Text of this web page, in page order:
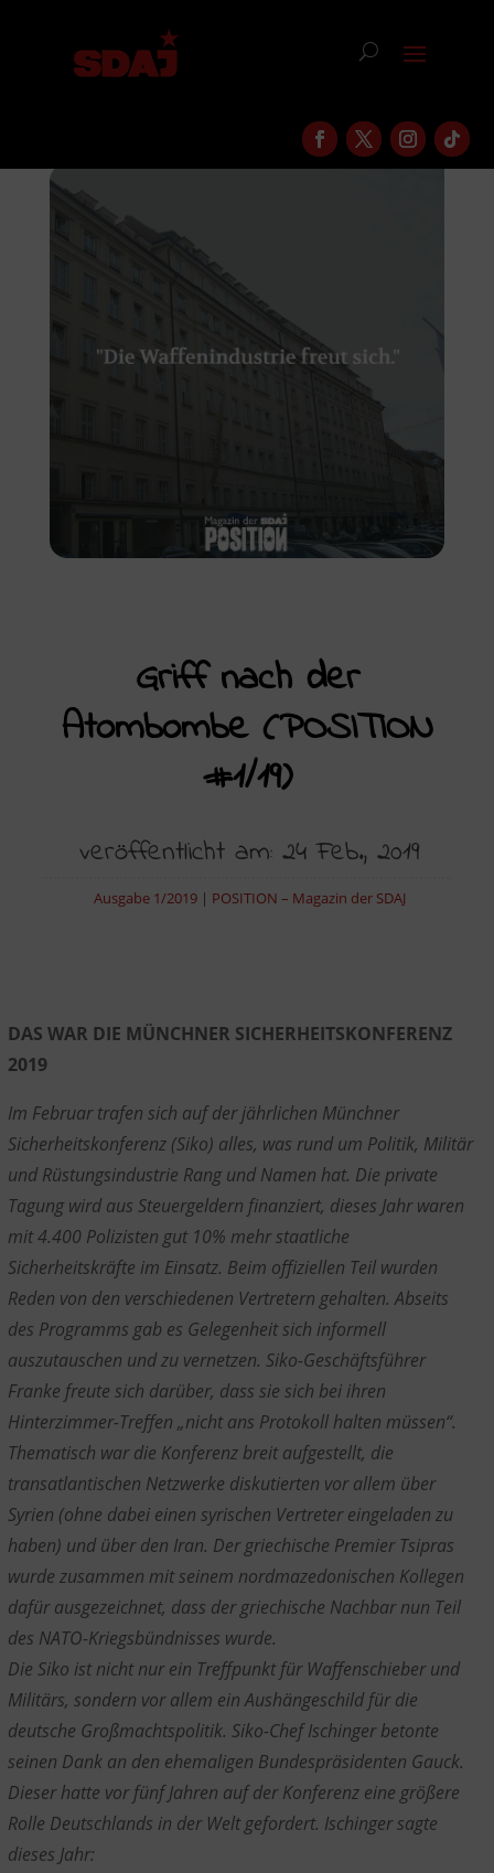
Griff nach der
Atombombe (POSITION
#1/19)
veröffentlicht am: 24 Feb., 2019
Ausgabe 1/2019 | POSITION – Magazin der SDAJ
DAS WAR DIE MÜNCHNER SICHERHEITSKONFERENZ
2019
Im Februar trafen sich auf der jährlichen Münchner
Sicherheitskonferenz (Siko) alles, was rund um Politik, Militär
und Rüstungsindustrie Rang und Namen hat. Die private
Tagung wird aus Steuergeldern finanziert, dieses Jahr waren
mit 4.400 Polizisten gut 10% mehr staatliche
Sicherheitskräfte im Einsatz. Beim offiziellen Teil wurden
Reden von den verschiedenen Vertretern gehalten. Abseits
des Programms gab es Gelegenheit sich informell
auszutauschen und zu vernetzen. Siko-Geschäftsführer
Franke freute sich darüber, dass sie sich bei ihren
Hinterzimmer-Treffen „nicht ans Protokoll halten müssen“.
Thematisch war die Konferenz breit aufgestellt, die
transatlantischen Netzwerke diskutierten vor allem über
Syrien (ohne dabei einen syrischen Vertreter eingeladen zu
haben) und über den Iran. Der griechische Premier Tsipras
wurde zusammen mit seinem nordmazedonischen Kollegen
dafür ausgezeichnet, dass der griechische Nachbar nun Teil
des NATO-Kriegsbündnisses wurde.
Die Siko ist nicht nur ein Treffpunkt für Waffenschieber und
Militärs, sondern vor allem ein Aushängeschild für die
deutsche Großmachtspolitik. Siko-Chef Ischinger betonte
seinen Dank an den ehemaligen Bundespräsidenten Gauck.
Dieser hatte vor fünf Jahren auf der Konferenz eine größere
Rolle Deutschlands in der Welt gefordert. Ischinger sagte
dieses Jahr: